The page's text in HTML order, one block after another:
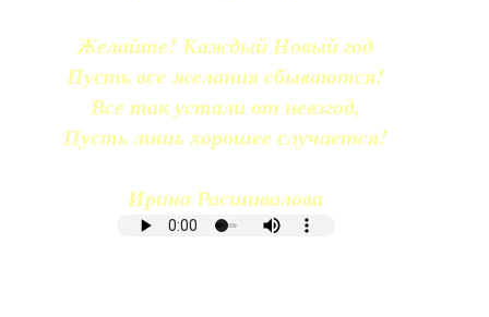
Желайте! Каждый Новый год
Пусть все желания сбываются!
Все так устали от невзгод,
Пусть лишь хорошее случается!
Ирина Расшивалова